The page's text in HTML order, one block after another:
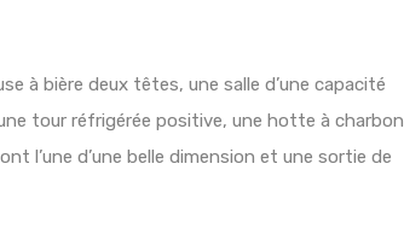
à bière deux têtes, une salle d’une capacité
tour réfrigérée positive, une hotte à charbon
l’une d’une belle dimension et une sortie de